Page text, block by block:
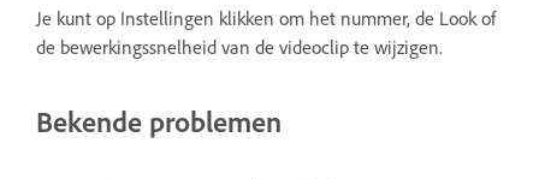
Je kunt op Instellingen klikken om het nummer, de Look of
de bewerkingssnelheid van de videoclip te wijzigen.
Bekende problemen